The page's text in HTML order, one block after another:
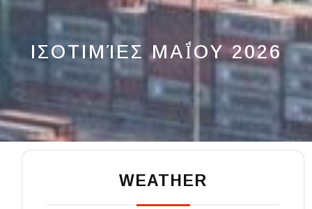
ΙΣΟΤΙΜΊΕΣ ΜΑΪ́ΟΥ 2026
WEATHER